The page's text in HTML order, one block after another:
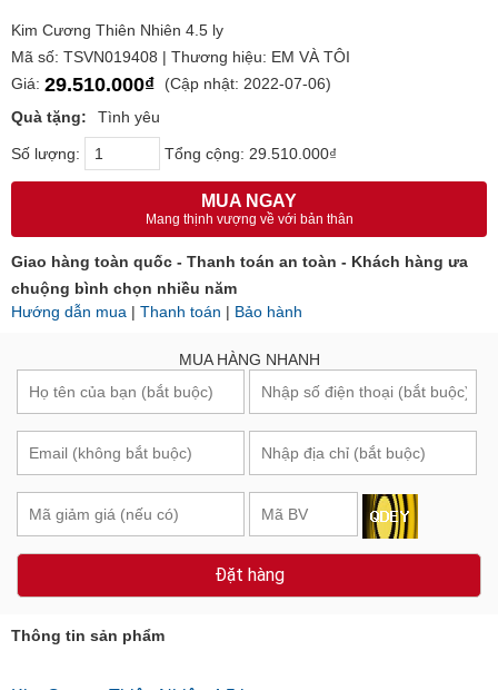
Kim Cương Thiên Nhiên 4.5 ly
Mã số: TSVN019408 | Thương hiệu: EM VÀ TÔI
Giá: 29.510.000₫
(Cập nhật: 2022-07-06)
Quà tặng:
Tình yêu
Số lượng: Tổng cộng: 29.510.000₫
MUA NGAY
Mang thịnh vượng về với bản thân
Giao hàng toàn quốc - Thanh toán an toàn - Khách hàng ưa
chuộng bình chọn nhiều năm
Hướng dẫn mua | Thanh toán | Bảo hành
MUA HÀNG NHANH
Đặt hàng
Thông tin sản phẩm